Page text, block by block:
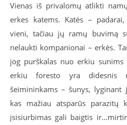
Vienas iš privalomų atlikti
erkes katems. Katės –
vieni, tačiau jų ramų buvimą
nelaukti kompanionai – erkės.
jog purškalas nuo erkiu
erkiu foresto yra didesnis
šeimininkams – šunys,
kas mažiau atsparūs parazitų
įsisiurbimas gali baigtis